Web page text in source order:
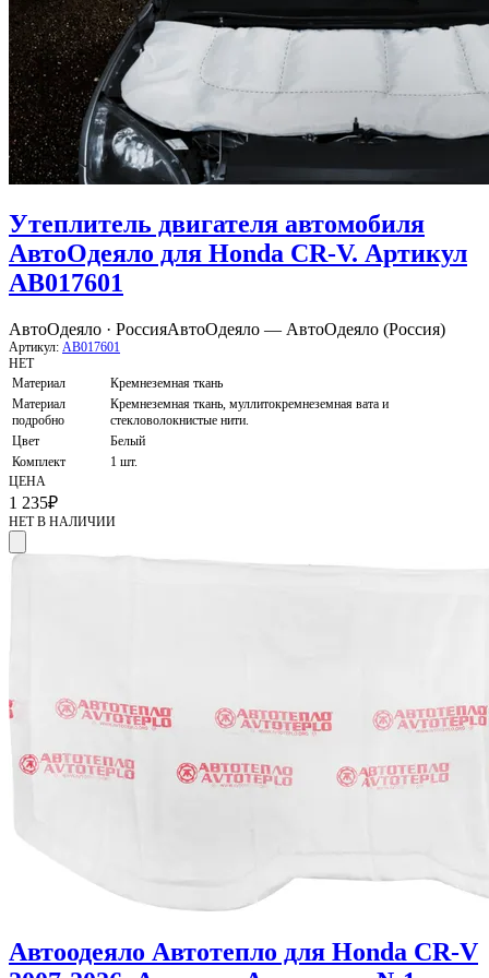
Утеплитель двигателя автомобиля
АвтоОдеяло для Honda CR-V. Артикул
AB017601
АвтоОдеяло · РоссияАвтоОдеяло — АвтоОдеяло (Россия)
Артикул: AB017601
НЕТ
Материал
Кремнеземная ткань
Материал
подробно
Кремнеземная ткань, муллитокремнеземная вата и
стекловолокнистые нити.
Цвет
Белый
Комплект
1 шт.
ЦЕНА
1 235₽
НЕТ В НАЛИЧИИ
Автоодеяло Автотепло для Honda CR-V